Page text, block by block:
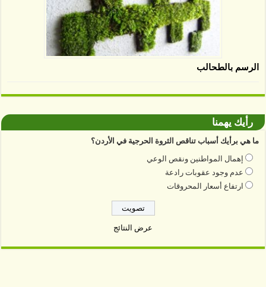
الرسم بالطحالب
رأيك يهمنا
ما هي برأيك أسباب تناقص الثروة الحرجية في الأردن؟
إهمال المواطنين ونقص الوعي
عدم وجود عقوبات رادعة
ارتفاع أسعار المحروقات
عرض النتائج